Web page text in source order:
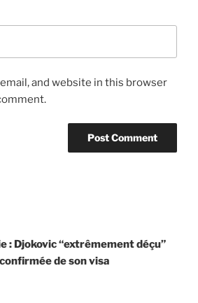
and website in this browser
: Djokovic “extrêmement déçu”
de son visa